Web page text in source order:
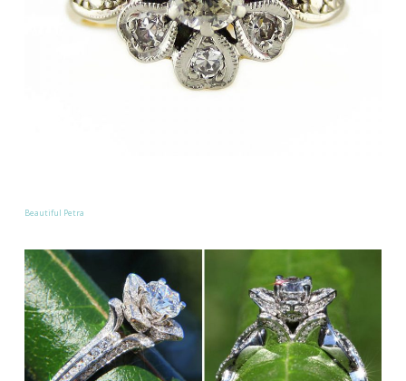
Beautiful Petra